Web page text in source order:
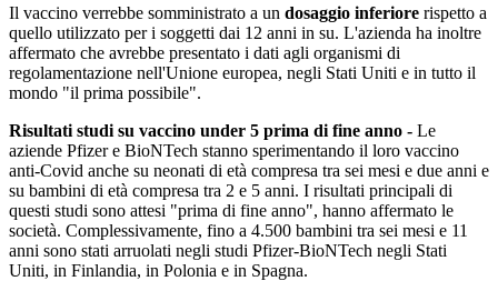
Il vaccino verrebbe somministrato a un dosaggio inferiore rispetto a
quello utilizzato per i soggetti dai 12 anni in su. L'azienda ha inoltre
affermato che avrebbe presentato i dati agli organismi di
regolamentazione nell'Unione europea, negli Stati Uniti e in tutto il
mondo "il prima possibile".
Risultati studi su vaccino under 5 prima di fine anno - Le
aziende Pfizer e BioNTech stanno sperimentando il loro vaccino
anti-Covid anche su neonati di età compresa tra sei mesi e due anni e
su bambini di età compresa tra 2 e 5 anni. I risultati principali di
questi studi sono attesi "prima di fine anno", hanno affermato le
società. Complessivamente, fino a 4.500 bambini tra sei mesi e 11
anni sono stati arruolati negli studi Pfizer-BioNTech negli Stati
Uniti, in Finlandia, in Polonia e in Spagna.